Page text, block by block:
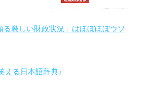
厳しい財政状況」はほぼほぼウソ
る日本語辞典』